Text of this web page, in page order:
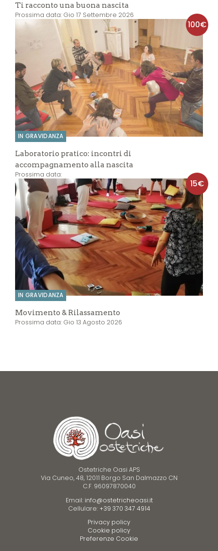
Ti racconto una buona nascita
Prossima data: Gio 17 Settembre 2026
IN GRAVIDANZA
100€
Laboratorio pratico: incontri di
accompagnamento alla nascita
Prossima data:
IN GRAVIDANZA
15€
Movimento & Rilassamento
Prossima data: Gio 13 Agosto 2026
Ostetriche Oasi APS
Via Cuneo, 48, 12011 Borgo San Dalmazzo CN
C.F. 96097870040
Email: info@ostetricheoasi.it
Cellulare: +39 370 347 4914
Privacy policy
Cookie policy
Preferenze Cookie